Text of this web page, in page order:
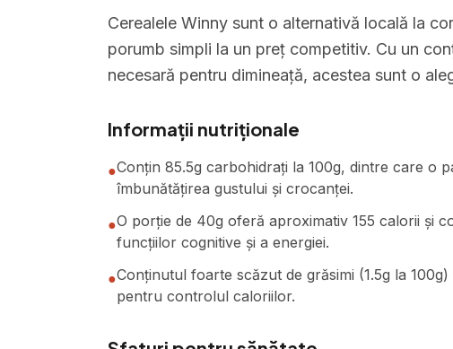
Cerealele Winny sunt o alternativă locală la
porumb simpli la un preț competitiv. Cu un
necesară pentru dimineață, acestea sunt o
Informații nutriționale
●Conțin 85.5g carbohidrați la 100g, dintre care o
îmbunătățirea gustului și crocanței.
●O porție de 40g oferă aproximativ 155 calorii și
funcțiilor cognitive și a energiei.
●Conținutul foarte scăzut de grăsimi (1.5g la
pentru controlul caloriilor.